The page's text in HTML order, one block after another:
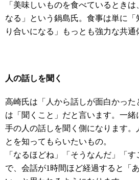
「美味しいものを食べているとき
なる」という鍋島氏。食事は単に
り合いになる」もっとも強力な共通
人の話しを聞く
高崎氏は「人から話しが面白かっ
は「聞くこと」だと言います。一緒
手の人の話しを聞く側になります。
とを知ってもらいたいもの。
「なるほどね」「そうなんだ」「す
で、会話が1時間ほど経過すると「